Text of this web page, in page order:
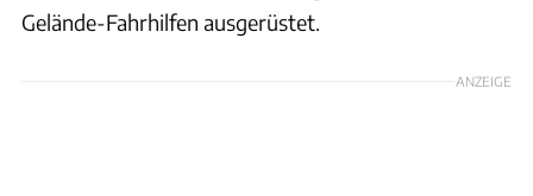
Gelände-Fahrhilfen ausgerüstet.
ANZEIGE